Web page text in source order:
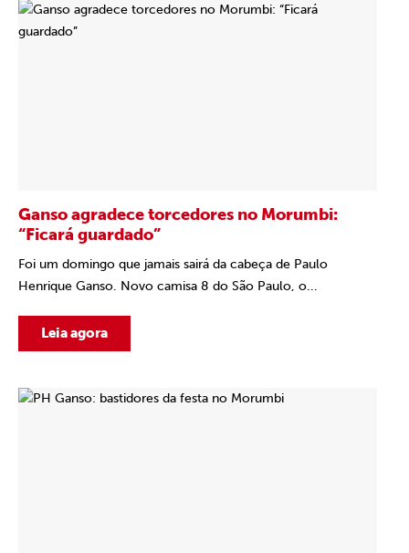
Ganso agradece torcedores no Morumbi:
“Ficará guardado”
Foi um domingo que jamais sairá da cabeça de Paulo
Henrique Ganso. Novo camisa 8 do São Paulo, o...
Leia agora